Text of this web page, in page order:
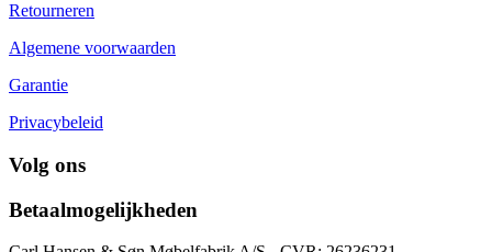
Retourneren
Algemene voorwaarden
Garantie
Privacybeleid
Volg ons
Betaalmogelijkheden